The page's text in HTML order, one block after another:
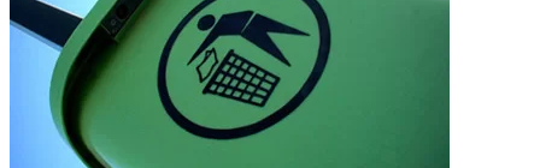
>
ПРЕСКЛУБ
НА
БТА